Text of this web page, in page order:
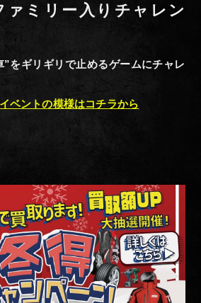
ァミリー入りチャレン
をギリギリで止めるゲームにチャレ
イベントの模様はコチラから